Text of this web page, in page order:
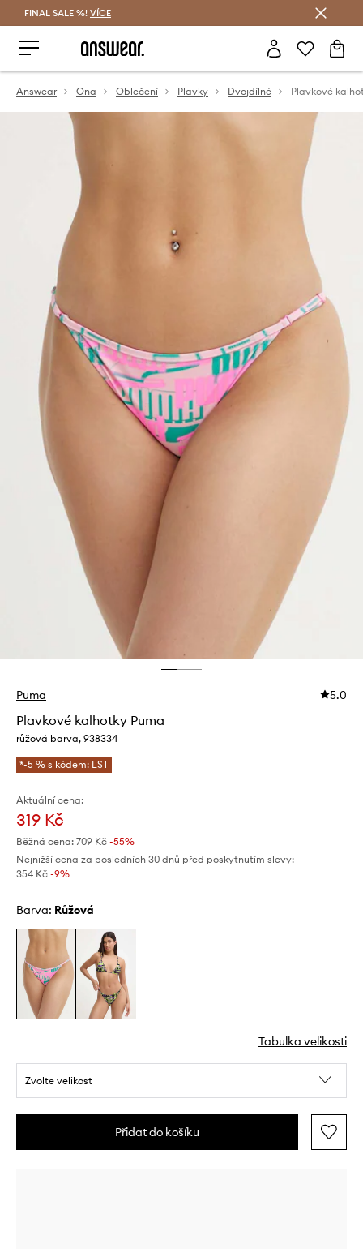
FINAL SALE %! VÍCE
Answear Ona Oblečení Plavky Dvojdílné Plavkové
Puma 5.0
Plavkové kalhotky Puma
růžová barva, 938334
*-5 % s kódem: LST
Aktuální cena:
319 Kč
Běžná cena: 709 Kč -55%
Nejnižší cena za posledních 30 dnů před poskytnutím slevy:
354 Kč -9%
Barva: růžová
Tabulka velikosti
Zvolte velikost
Přidat do košíku